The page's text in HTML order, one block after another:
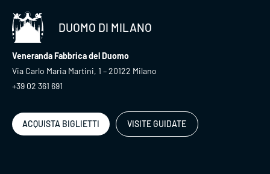
DUOMO DI MILANO
Veneranda Fabbrica del Duomo
Via Carlo Maria Martini, 1 – 20122 Milano
+39 02 361 691
ACQUISTA BIGLIETTI VISITE GUIDATE